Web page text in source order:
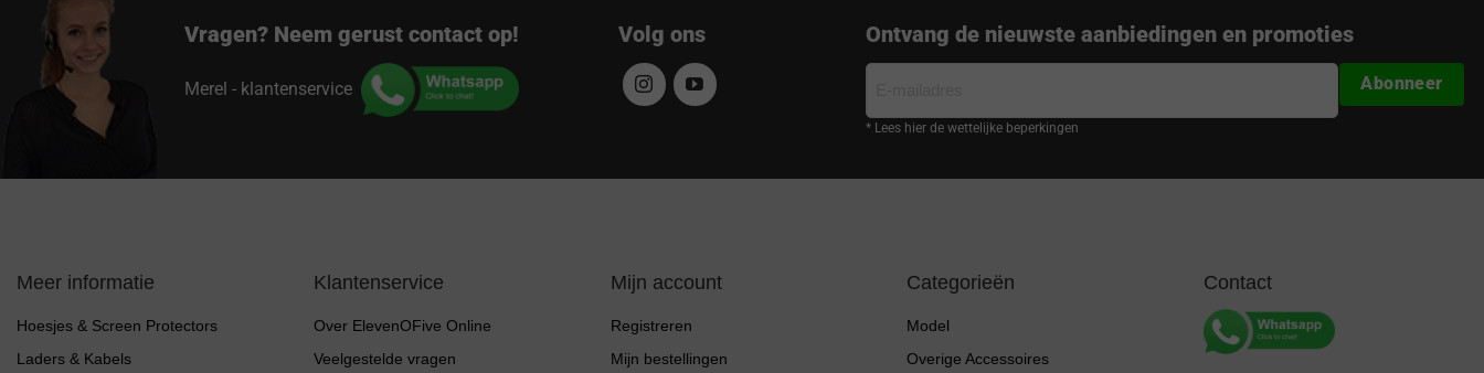
Vragen? Neem gerust contact op!
Merel - klantenservice
Volg ons Ontvang de nieuwste aanbiedingen en promoties
* Lees hier de wettelijke beperkingen
Abonneer
Meer informatie
Hoesjes & Screen Protectors
Laders & Kabels
Klantenservice
Over ElevenOFive Online
Veelgestelde vragen
Mijn account
Registreren
Mijn bestellingen
Categorieën
Model
Overige Accessoires
Contact